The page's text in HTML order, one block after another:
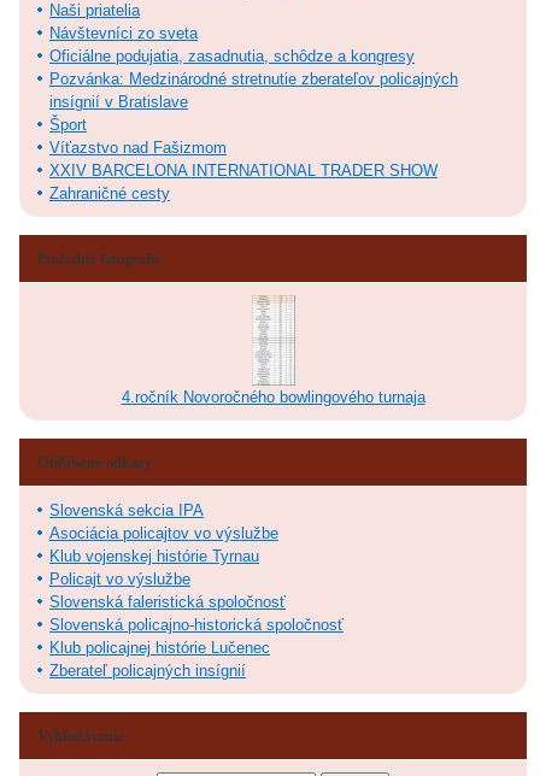
Naši priatelia
Návštevníci zo sveta
Oficiálne podujatia, zasadnutia, schôdze a kongresy
Pozvánka: Medzinárodné stretnutie zberateľov policajných
insígnií v Bratislave
Šport
Víťazstvo nad Fašizmom
XXIV BARCELONA INTERNATIONAL TRADER SHOW
Zahraničné cesty
Posledné fotografie
4.ročník Novoročného bowlingového turnaja
Obľúbené odkazy
Slovenská sekcia IPA
Asociácia policajtov vo výslužbe
Klub vojenskej histórie Tyrnau
Policajt vo výslužbe
Slovenská faleristická spoločnosť
Slovenská policajno-historická spoločnosť
Klub policajnej histórie Lučenec
Zberateľ policajných insígnií
Vyhľadávanie